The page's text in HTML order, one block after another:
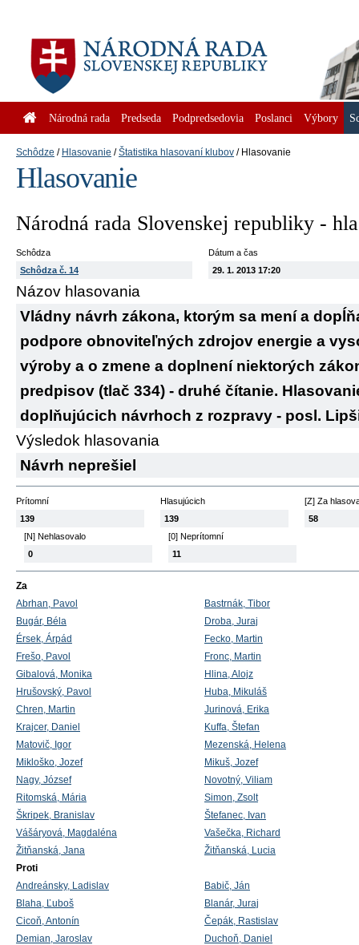
Národná rada Predseda Podpredsedovia Poslanci Výbory
Schôdze Hlasovanie Štatistika hlasovaní klubov Hlasovanie
Hlasovanie
Národná rada Slovenskej republiky -
Schôdza
Schôdza č. 14
Dátum a čas
29. 1. 2013 17:20
Názov hlasovania
Vládny návrh zákona, ktorým sa mení a
podpore obnoviteľných zdrojov energie a
výroby a o zmene a doplnení niektorých
predpisov (tlač 334) - druhé čítanie.
doplňujúcich návrhoch z rozpravy - posl.
Výsledok hlasovania
Návrh neprešiel
Prítomní
139
Hlasujúcich
139
[Z] Za
58
[N] Nehlasovalo
0
[0] Neprítomní
11
Za
Abrhan, Pavol
Bastrnák, Tibor
Bugár, Béla
Droba, Juraj
Érsek, Árpád
Fecko, Martin
Frešo, Pavol
Fronc, Martin
Gibalová, Monika
Hlina, Alojz
Hrušovský, Pavol
Huba, Mikuláš
Chren, Martin
Jurinová, Erika
Krajcer, Daniel
Kuffa, Štefan
Matovič, Igor
Mezenská, Helena
Mikloško, Jozef
Mikuš, Jozef
Nagy, József
Novotný, Viliam
Ritomská, Mária
Simon, Zsolt
Škripek, Branislav
Štefanec, Ivan
Vášáryová, Magdaléna
Vašečka, Richard
Žitňanská, Jana
Žitňanská, Lucia
Proti
Andreánsky, Ladislav
Babič, Ján
Blaha, Ľuboš
Blanár, Juraj
Cicoň, Antonín
Čepák, Rastislav
Demian, Jaroslav
Duchoň, Daniel